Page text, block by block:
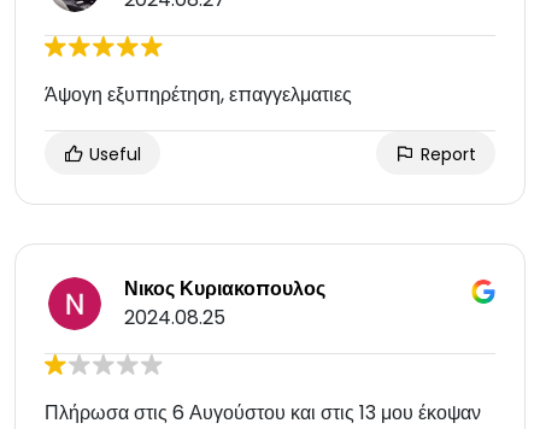
Άψογη εξυπηρέτηση, επαγγελματιες
Useful Report
Νικος Κυριακοπουλος
2024.08.25
Πλήρωσα στις 6 Αυγούστου και στις 13 μου έκοψαν